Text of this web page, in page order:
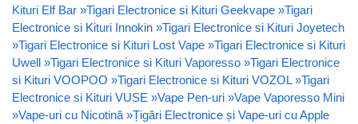
Kituri Elf Bar »Tigari Electronice si Kituri Geekvape »Tigari
Electronice si Kituri Innokin »Tigari Electronice si Kituri Joyetech
»Tigari Electronice si Kituri Lost Vape »Tigari Electronice si Kituri
Uwell »Tigari Electronice si Kituri Vaporesso »Tigari Electronice
si Kituri VOOPOO »Tigari Electronice si Kituri VOZOL »Tigari
Electronice si Kituri VUSE »Vape Pen-uri »Vape Vaporesso Mini
»Vape-uri cu Nicotină »Țigări Electronice și Vape-uri cu Apple